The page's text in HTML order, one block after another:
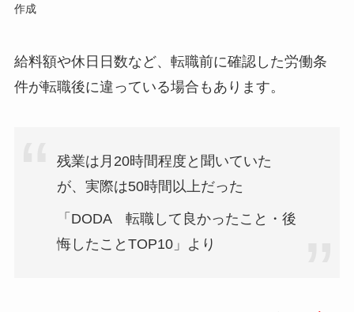
作成
給料額や休日日数など、転職前に確認した労働条
件が転職後に違っている場合もあります。
残業は月20時間程度と聞いていた
が、実際は50時間以上だった
「DODA 転職して良かったこと・後
悔したことTOP10」より